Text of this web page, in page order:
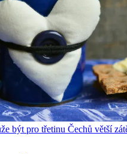
být pro třetinu Čechů větší